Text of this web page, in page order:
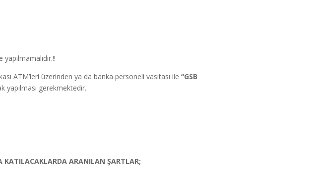
ATM’leri üzerinden ya da banka personeli vasıtası ile“GSB
yapılması gerekmektedir.
KATILACAKLARDA ARANILAN ŞARTLAR;